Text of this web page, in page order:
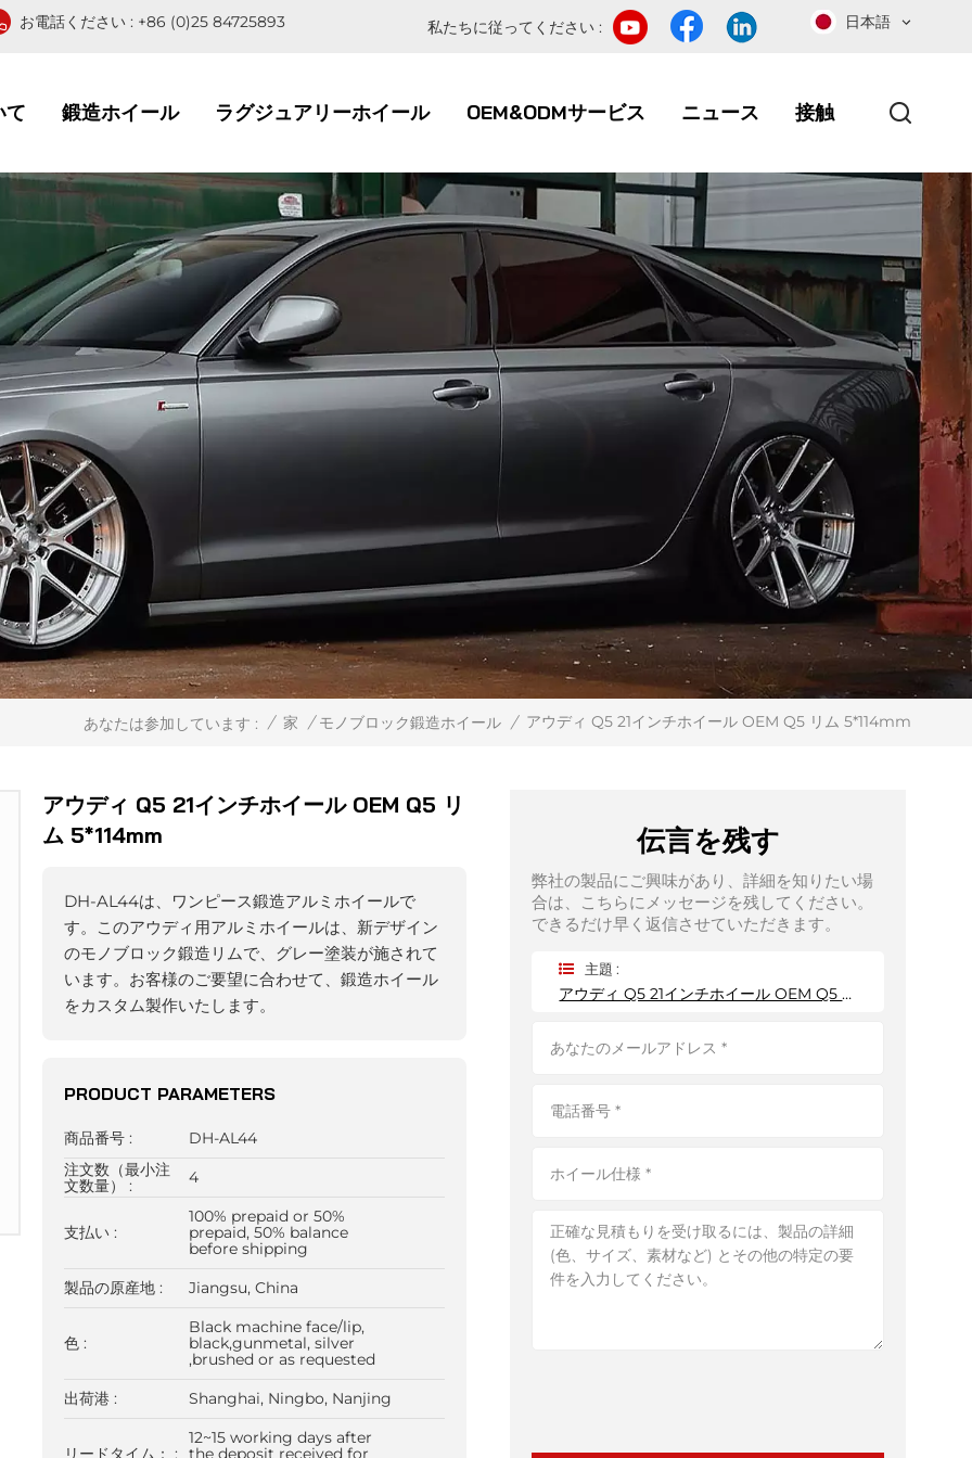
お電話ください : +86 (0)25 84725893 日本語
私たちに従ってください :
て 鍛造ホイール ラグジュアリーホイール OEM&ODMサービス ニュース 接触
あなたは参加しています : / 家 / モノブロック鍛造ホイール / アウディ Q5 21インチホイール OEM Q5 リム 5*114mm
アウディ Q5 21インチホイール OEM Q5 リ
ム 5*114mm
DH-AL44は、ワンピース鍛造アルミホイールで
す。このアウディ用アルミホイールは、新デザイン
のモノブロック鍛造リムで、グレー塗装が施されて
います。お客様のご要望に合わせて、鍛造ホイール
をカスタム製作いたします。
PRODUCT PARAMETERS
商品番号 :
DH-AL44
注文数（最小注
文数量） :
4
支払い :
100% prepaid or 50%
prepaid, 50% balance
before shipping
製品の原産地 :
Jiangsu, China
色 :
Black machine face/lip,
black,gunmetal, silver
,brushed or as requested
出荷港 :
Shanghai, Ningbo, Nanjing
リードタイム： :
12~15 working days after
the deposit received for
伝言を残す
弊社の製品にご興味があり、詳細を知りたい場
合は、こちらにメッセージを残してください。
できるだけ早く返信させていただきます。
主題 :
アウディ Q5 21インチホイール OEM Q5 リム 5*114mm